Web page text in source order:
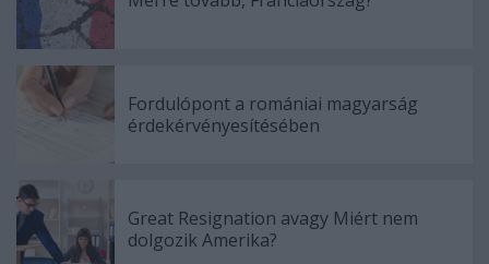
Fordulópont a romániai magyarság
érdekérvényesítésében
Great Resignation avagy Miért nem
dolgozik Amerika?